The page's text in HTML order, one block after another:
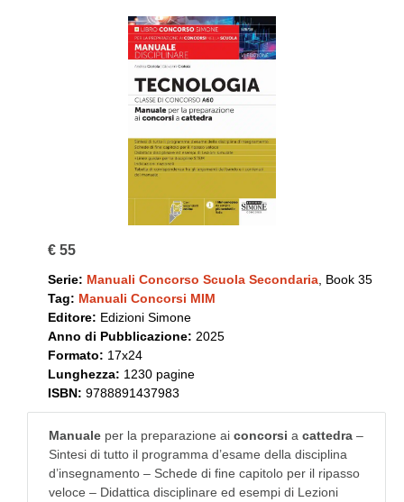
€ 55
Serie: Manuali Concorso Scuola Secondaria , Book 35
Tag: Manuali Concorsi MIM
Editore: Edizioni Simone
Anno di Pubblicazione: 2025
Formato: 17x24
Lunghezza: 1230 pagine
ISBN: 9788891437983
Manuale per la preparazione ai concorsi a cattedra –
Sintesi di tutto il programma d’esame della disciplina
d’insegnamento – Schede di fine capitolo per il ripasso
veloce – Didattica disciplinare ed esempi di Lezioni